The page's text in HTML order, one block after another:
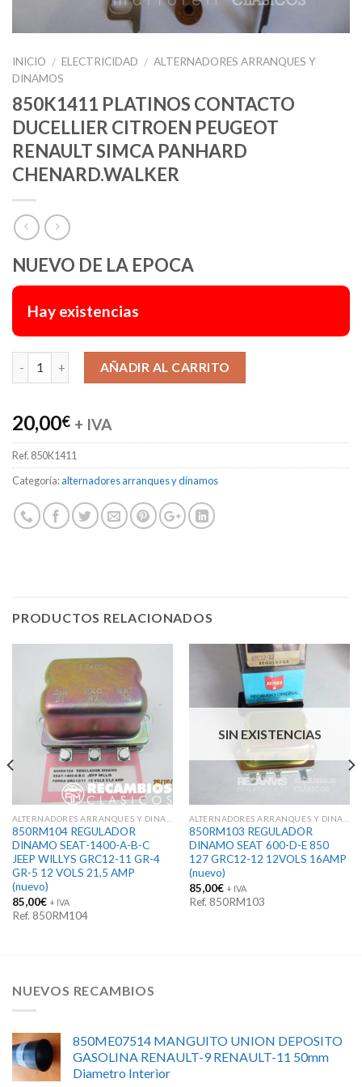
INICIO / ELECTRICIDAD / ALTERNADORES ARRANQUES Y
DINAMOS
850K1411 PLATINOS CONTACTO
DUCELLIER CITROEN PEUGEOT
RENAULT SIMCA PANHARD
CHENARD.WALKER
NUEVO DE LA EPOCA
Hay existencias
AÑADIR AL CARRITO
20,00€ + IVA
Ref. 850K1411
Categoría:alternadores arranques y dinamos
PRODUCTOS RELACIONADOS
850RM104 REGULADOR
DINAMO SEAT-1400-A-B-C
JEEP WILLYS GRC12-11 GR-4
GR-5 12 VOLS 21,5 AMP
(nuevo)
85,00€ + IVA
Ref. 850RM104
SIN EXISTENCIAS
850RM103 REGULADOR
DINAMO SEAT 600-D-E 850
127 GRC12-12 12VOLS 16AMP
(nuevo)
85,00€ + IVA
Ref. 850RM103
NUEVOS RECAMBIOS
850ME07514 MANGUITO UNION DEPOSITO
GASOLINA RENAULT-9 RENAULT-11 50mm
Diametro Interior